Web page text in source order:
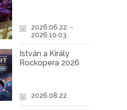
2026.06.22. -
2026.10.03.
István a Király
Rockopera 2026
2026.08.22.